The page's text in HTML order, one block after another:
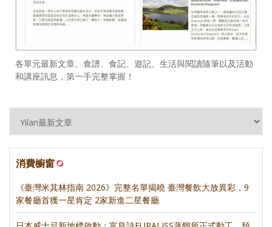
各單元最新文章、食譜、食記、遊記、生活與閱讀隨筆以及活動
和講座訊息，第一手完整掌握！
消費櫥窗
《臺灣米其林指南 2026》完整名單揭曉 臺灣餐飲大放異彩，9
家餐廳首獲一星肯定 2家新進二星餐廳